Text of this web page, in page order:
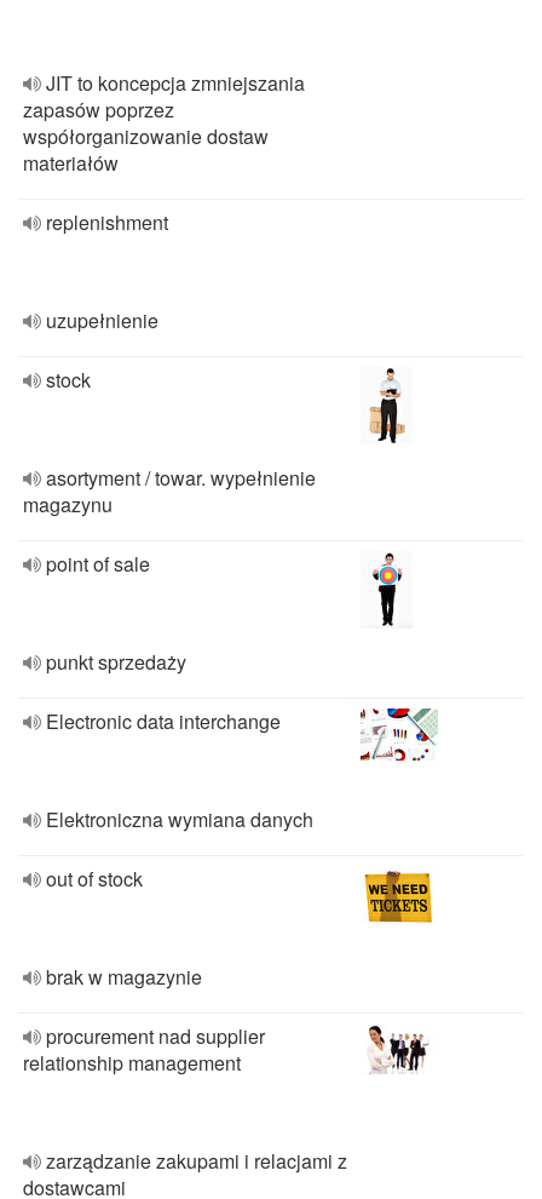
JIT to koncepcja zmniejszania
zapasów poprzez
współorganizowanie dostaw
materiałów
replenishment
uzupełnienie
stock
asortyment / towar. wypełnienie
magazynu
point of sale
punkt sprzedaży
Electronic data interchange
Elektroniczna wymiana danych
out of stock
brak w magazynie
procurement nad supplier
relationship management
zarządzanie zakupami i relacjami z
dostawcami